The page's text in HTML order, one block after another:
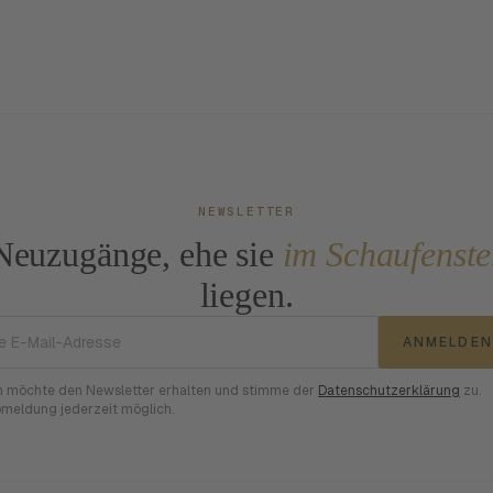
NEWSLETTER
ehe sie im
liegen.
ANMELDEN
möchte den Newsletter erhalten und stimme der Datenschutzerklärung zu.
jederzeit möglich.